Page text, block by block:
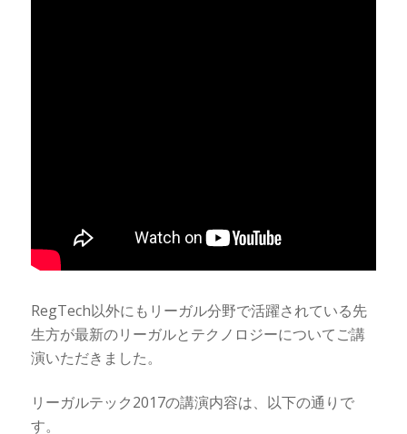
RegTech以外にもリーガル分野で活躍されている先
生方が最新のリーガルとテクノロジーについてご講
演いただきました。
リーガルテック2017の講演内容は、以下の通りで
す。